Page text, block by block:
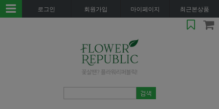
로그인 회원가입 마이페이지 최근본상품